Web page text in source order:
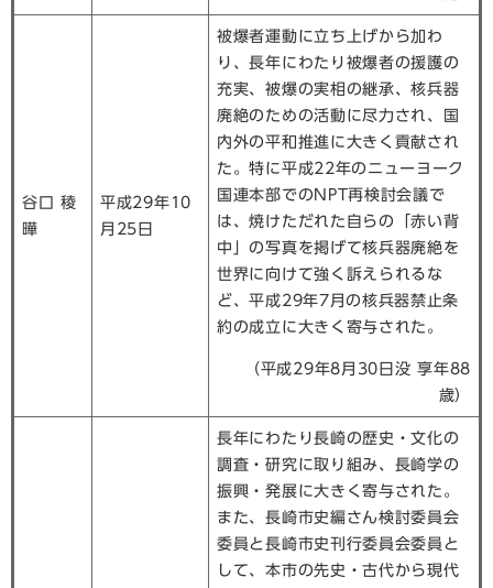
谷口 稜
曄
平成29年10
月25日
被爆者運動に立ち上げから加わ
り、長年にわたり被爆者の援護の
充実、被爆の実相の継承、核兵器
廃絶のための活動に尽力され、国
内外の平和推進に大きく貢献され
た。特に平成22年のニューヨーク
国連本部でのNPT再検討会議で
は、焼けただれた自らの「赤い背
中」の写真を掲げて核兵器廃絶を
世界に向けて強く訴えられるな
ど、平成29年7月の核兵器禁止条
約の成立に大きく寄与された。
（平成29年8月30日没 享年88
歳）
長年にわたり長崎の歴史・文化の
調査・研究に取り組み、長崎学の
振興・発展に大きく寄与された。
また、長崎市史編さん検討委員会
委員と長崎市史刊行委員会委員と
して、本市の先史・古代から現代